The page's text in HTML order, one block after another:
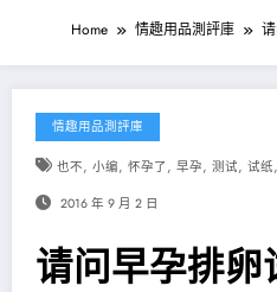
Home 情趣用品測評庫
情趣用品測評庫
也不, 小编, 怀孕了 , 早孕, 测试, 试纸,
2016 年 9 月 2 日
请问早孕排